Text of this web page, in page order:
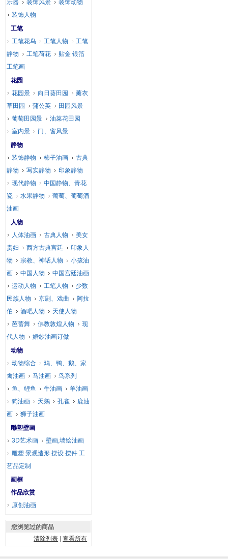
乐器 装饰风景
装饰动物
装饰人物
工笔
工笔花鸟
工笔人物
工笔
静物
工笔荷花
贴金 银箔
工笔画
花园
花园景
向日葵田园
薰衣
草田园
蒲公英
田园风景
葡萄田园景
油菜花田园
室内景
门、窗风景
静物
装饰静物
柿子油画
古典
静物
写实静物
印象静物
现代静物
中国静物、青花
瓷
水果静物
葡萄、葡萄酒
油画
人物
人体油画
古典人物
美女
贵妇
西方古典宫廷
印象人
物
宗教、神话人物
小孩油
画
中国人物
中国宫廷油画
运动人物
工笔人物
少数
民族人物
京剧、戏曲
阿拉
伯
酒吧人物
天使人物
芭蕾舞
佛教敦煌人物
现
代人物
婚纱油画订做
动物
动物综合
鸡、鸭、鹅、家
禽油画
马油画
鸟系列
鱼、鲤鱼
牛油画
羊油画
狗油画
天鹅 孔雀
鹿油
画
狮子油画
雕塑壁画
3D艺术画
壁画,墙绘油画
雕塑 景观造形 摆设 摆件 工
艺品定制
画框
作品欣赏
原创油画
您浏览过的商品
清除列表 |查看所有